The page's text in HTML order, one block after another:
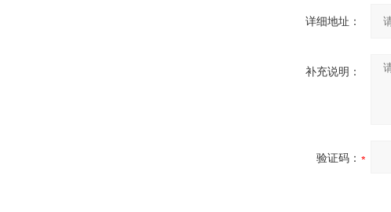
详细地址：
补充说明：
验证码：